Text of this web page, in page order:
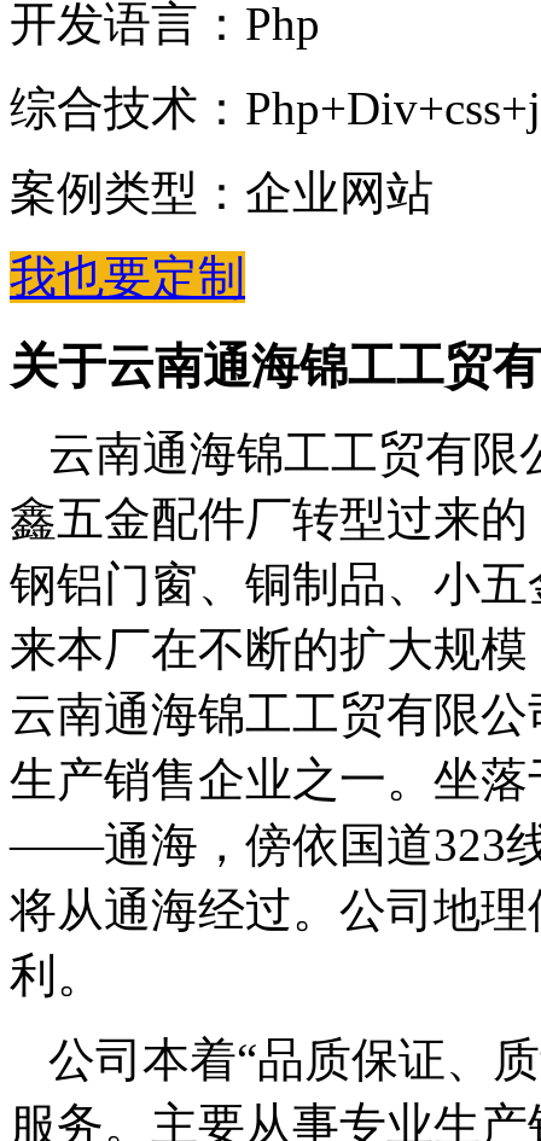
开发语言：Php
综合技术：
案例类型：企业网站
我也要定制
关于云南通海锦工工贸
云南通海锦工工贸有限
鑫五金配件厂转型过来
钢铝门窗、铜制品、小
来本厂在不断的扩大规
云南通海锦工工贸有限
生产销售企业之一。坐
——通海，傍依国道323
将从通海经过。公司地
利。
公司本着“品质保证、
服务。主要从事专业生